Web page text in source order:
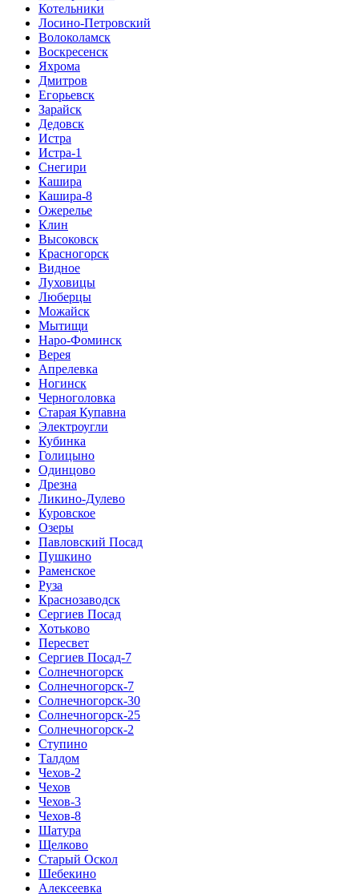
Котельники
Лосино-Петровский
Волоколамск
Воскресенск
Яхрома
Дмитров
Егорьевск
Зарайск
Дедовск
Истра
Истра-1
Снегири
Кашира
Кашира-8
Ожерелье
Клин
Высоковск
Красногорск
Видное
Луховицы
Люберцы
Можайск
Мытищи
Наро-Фоминск
Верея
Апрелевка
Ногинск
Черноголовка
Старая Купавна
Электроугли
Кубинка
Голицыно
Одинцово
Дрезна
Ликино-Дулево
Куровское
Озеры
Павловский Посад
Пушкино
Раменское
Руза
Краснозаводск
Сергиев Посад
Хотьково
Пересвет
Сергиев Посад-7
Солнечногорск
Солнечногорск-7
Солнечногорск-30
Солнечногорск-25
Солнечногорск-2
Ступино
Талдом
Чехов-2
Чехов
Чехов-3
Чехов-8
Шатура
Щелково
Старый Оскол
Шебекино
Алексеевка